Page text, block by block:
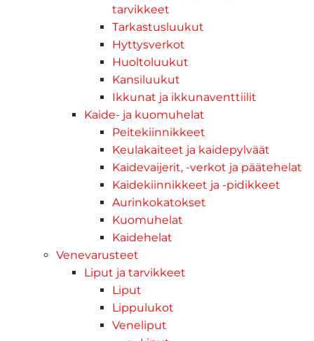
tarvikkeet
Tarkastusluukut
Hyttysverkot
Huoltoluukut
Kansiluukut
Ikkunat ja ikkunaventtiilit
Kaide- ja kuomuhelat
Peitekiinnikkeet
Keulakaiteet ja kaidepylväät
Kaidevaijerit, -verkot ja päätehelat
Kaidekiinnikkeet ja -pidikkeet
Aurinkokatokset
Kuomuhelat
Kaidehelat
Venevarusteet
Liput ja tarvikkeet
Liput
Lippulukot
Veneliput